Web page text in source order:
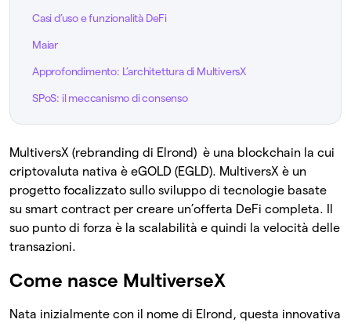
Casi d’uso e funzionalità DeFi
Maiar
Approfondimento: L’architettura di MultiversX
SPoS: il meccanismo di consenso
MultiversX (rebranding di Elrond) è una blockchain la cui
criptovaluta nativa è eGOLD (EGLD). MultiversX è un
progetto focalizzato sullo sviluppo di tecnologie basate
su smart contract per creare un’offerta DeFi completa. Il
suo punto di forza è la scalabilità e quindi la velocità delle
transazioni.
Come nasce MultiverseX
Nata inizialmente con il nome di Elrond, questa innovativa